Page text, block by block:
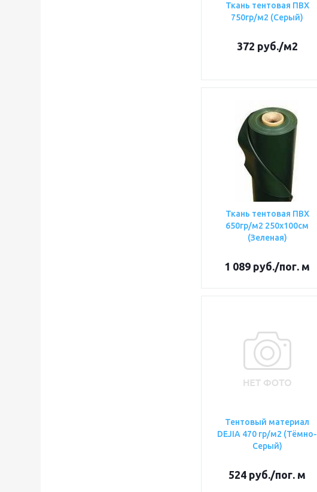
Ткань тентовая ПВХ
750гр/м2 (Серый)
372 руб./м2
Ткань тентовая ПВХ
650гр/м2 250х100см
(Зеленая)
1 089 руб./пог. м
Тентовый материал
DEJIA 470 гр/м2 (Тёмно-
Серый)
524 руб./пог. м